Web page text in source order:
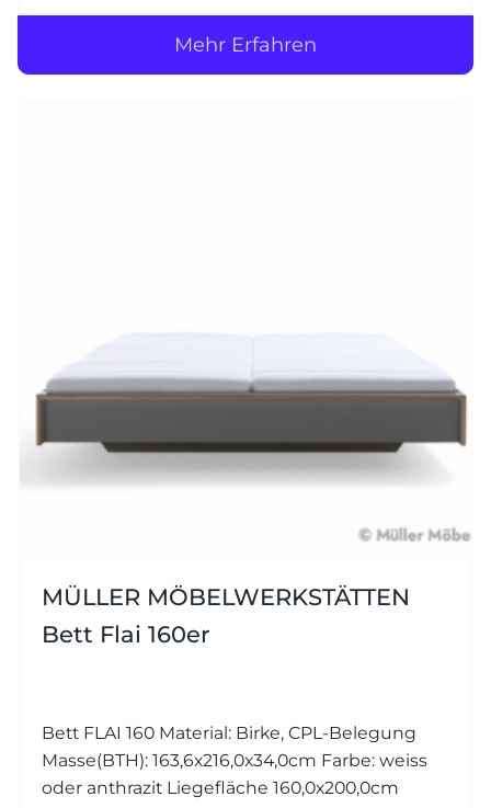
Mehr Erfahren
MÜLLER MÖBELWERKSTÄTTEN
Bett Flai 160er
Bett FLAI 160 Material: Birke, CPL-Belegung
Masse(BTH): 163,6x216,0x34,0cm Farbe: weiss
oder anthrazit Liegefläche 160,0x200,0cm